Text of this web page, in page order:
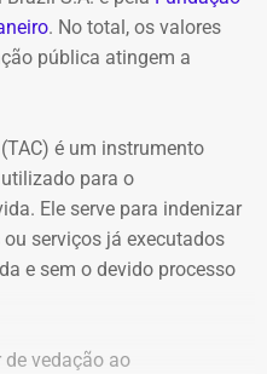
o recurso apresentado
13.112,09, sem
Tribunal concluiu que o
desses recursos,
contas da prefeitura e
destaca que Dr.
. No total, os valores
pública atingem a
é um instrumento
para o
Ele serve para indenizar
serviços já executados
e sem o devido processo
de vedação ao